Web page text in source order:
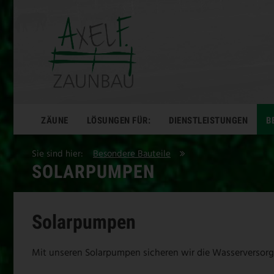
ZÄUNE LÖSUNGEN FÜR: DIENSTLEISTUNGEN
Sie sind hier: Besondere Bauteile
SOLARPUMPEN
Solarpumpen
Mit unseren Solarpumpen sicheren wir die